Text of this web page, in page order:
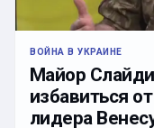
ВОЙНА В УКРАИНЕ
Майор
избавиться
лидера